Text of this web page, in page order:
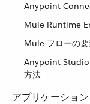
Anypoint
Mule Runtime
Mule フローの
Anypoint Studio
方法
アプリケーショ